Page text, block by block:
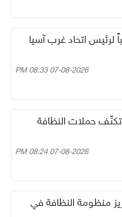
لرئيس اتحاد غرب آسيا
07-08-2026 08:33 PM
تكثّف حملات النظافة
07-08-2026 08:24 PM
منظومة النظافة في